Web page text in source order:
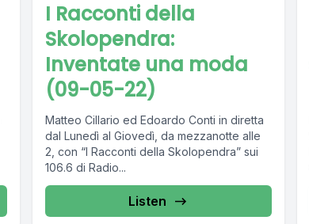
I Racconti della
Skolopendra:
Inventate una moda
(09-05-22)
Matteo Cillario ed Edoardo Conti in diretta
dal Lunedì al Giovedì, da mezzanotte alle
2, con “I Racconti della Skolopendra” sui
106.6 di Radio...
Listen